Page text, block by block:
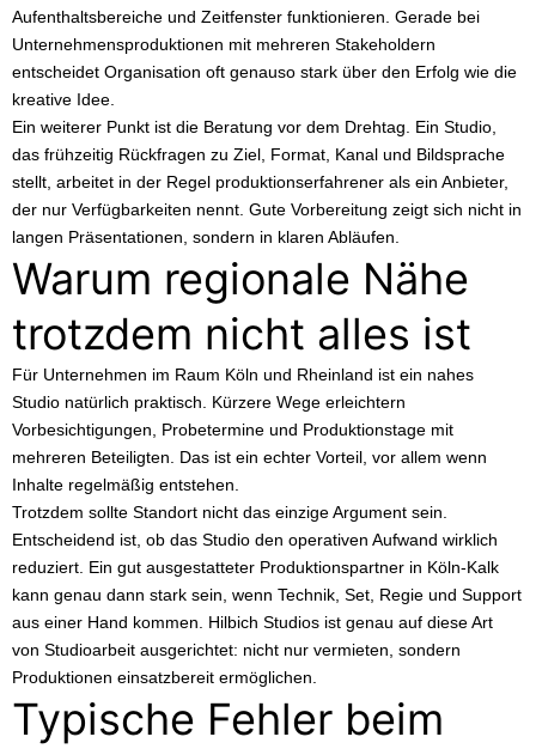
Aufenthaltsbereiche und Zeitfenster funktionieren. Gerade bei
Unternehmensproduktionen mit mehreren Stakeholdern
entscheidet Organisation oft genauso stark über den Erfolg wie die
kreative Idee.
Ein weiterer Punkt ist die Beratung vor dem Drehtag. Ein Studio,
das frühzeitig Rückfragen zu Ziel, Format, Kanal und Bildsprache
stellt, arbeitet in der Regel produktionserfahrener als ein Anbieter,
der nur Verfügbarkeiten nennt. Gute Vorbereitung zeigt sich nicht in
langen Präsentationen, sondern in klaren Abläufen.
Warum regionale Nähe
trotzdem nicht alles ist
Für Unternehmen im Raum Köln und Rheinland ist ein nahes
Studio natürlich praktisch. Kürzere Wege erleichtern
Vorbesichtigungen, Probetermine und Produktionstage mit
mehreren Beteiligten. Das ist ein echter Vorteil, vor allem wenn
Inhalte regelmäßig entstehen.
Trotzdem sollte Standort nicht das einzige Argument sein.
Entscheidend ist, ob das Studio den operativen Aufwand wirklich
reduziert. Ein gut ausgestatteter Produktionspartner in Köln-Kalk
kann genau dann stark sein, wenn Technik, Set, Regie und Support
aus einer Hand kommen. Hilbich Studios ist genau auf diese Art
von Studioarbeit ausgerichtet: nicht nur vermieten, sondern
Produktionen einsatzbereit ermöglichen.
Typische Fehler beim